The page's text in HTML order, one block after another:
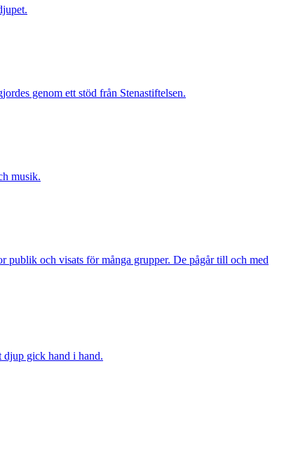
genom ett stöd från Stenastiftelsen.
musik.
publik och visats för många grupper. De pågår till och med
djup gick hand i hand.